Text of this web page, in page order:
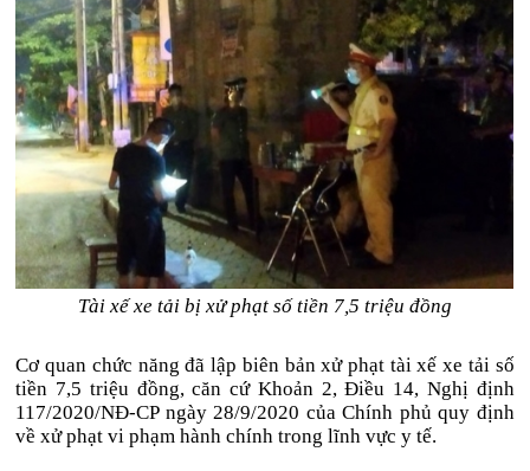
Tài xế xe tải bị xử phạt số tiền 7,5 triệu đồng
Cơ quan chức năng đã lập biên bản xử phạt tài xế xe tải số
tiền 7,5 triệu đồng, căn cứ Khoản 2, Điều 14, Nghị định
117/2020/NĐ-CP ngày 28/9/2020 của Chính phủ quy định
về xử phạt vi phạm hành chính trong lĩnh vực y tế.